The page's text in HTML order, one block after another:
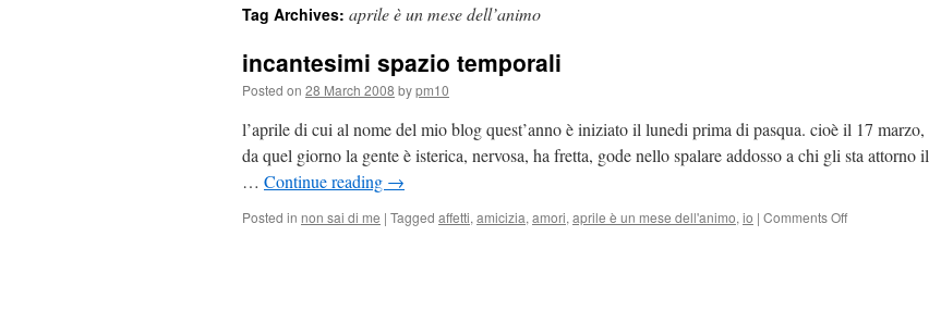
content
Tag Archives: aprile è un mese dell’animo
incantesimi spazio temporali
Posted on 28 March 2008 bypm10
l’aprile di cui al nome del mio blog quest’anno è iniziato il lunedi prima di pasqua. cioè il 17 marzo,
da quel giorno la gente è isterica, nervosa, ha fretta, gode nello spalare addosso a chi gli sta attorno il
… Continue reading →
Posted in non sai di me | Tagged affetti, amicizia, amori, aprile è un mese dell'animo, io | Comments Off